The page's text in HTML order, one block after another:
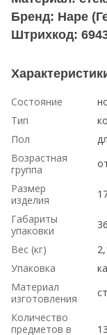
Бренд: Hape
Штрихкод:
Состояние
Тип
Пол
Возрастная
группа
Размер
изделия
Габариты
упаковки
Вес (кг)
Упаковка
Материал
изготовления
Количество
предметов в